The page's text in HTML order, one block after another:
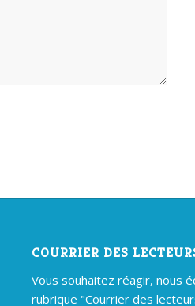
COURRIER DES
Vous souhaitez réagir, nous
rubrique "Courrier des